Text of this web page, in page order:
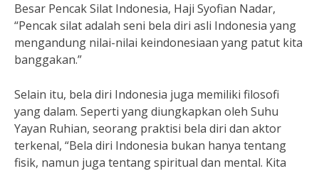
Besar Pencak Silat Indonesia, Haji Syofian Nadar,
“Pencak silat adalah seni bela diri asli Indonesia yang
mengandung nilai-nilai keindonesiaan yang patut kita
banggakan.”
Selain itu, bela diri Indonesia juga memiliki filosofi
yang dalam. Seperti yang diungkapkan oleh Suhu
Yayan Ruhian, seorang praktisi bela diri dan aktor
terkenal, “Bela diri Indonesia bukan hanya tentang
fisik, namun juga tentang spiritual dan mental. Kita